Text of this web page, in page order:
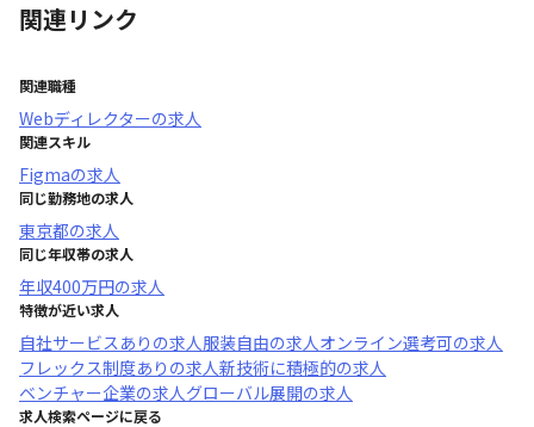
関連リンク
関連職種
Webディレクターの求人
関連スキル
Figmaの求人
同じ勤務地の求人
東京都の求人
同じ年収帯の求人
年収400万円の求人
特徴が近い求人
自社サービスあり の求人服装自由の求人オンライン選考可の求人
フレックス制度あり の求人新技術に積極的の求人
ベンチャー企業の求人グローバル展開の求人
求人検索ページに戻る